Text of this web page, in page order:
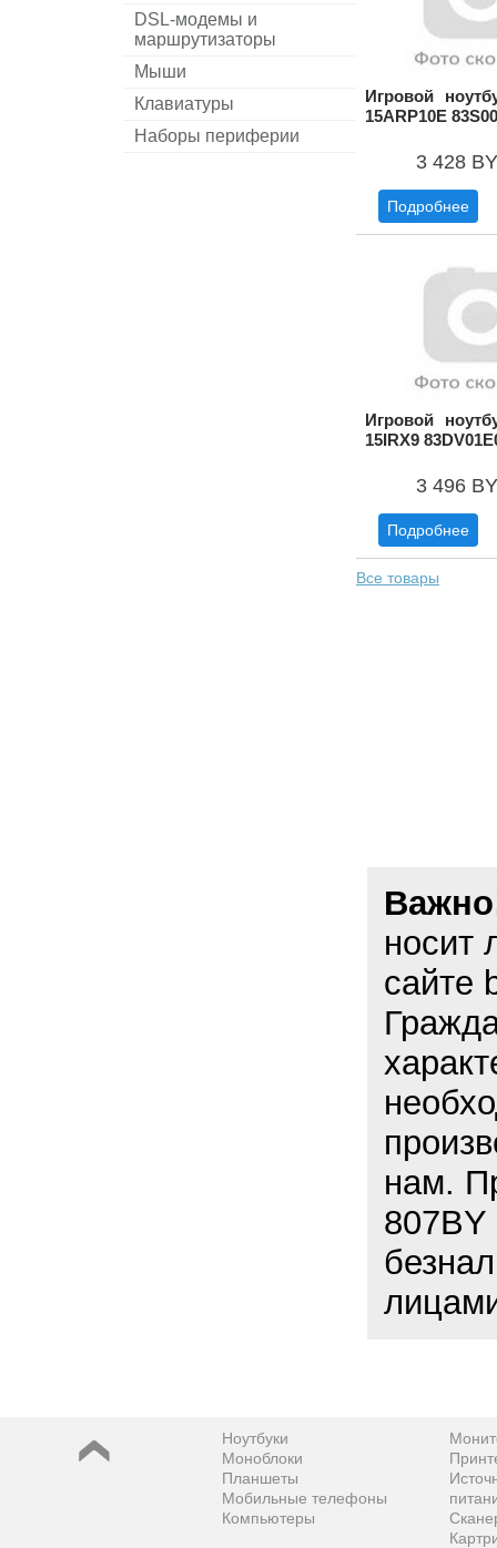
DSL-модемы и
маршрутизаторы
Мыши
Клавиатуры
Наборы периферии
Игровой
15ARP10E
3 428
Подробнее
Игровой
15IRX9
3 496
Подробнее
Все товары
носит
сайте
нам.
807BY
Ноутбуки
Моноблоки
Планшеты
Мобильные телефоны
Компьютеры